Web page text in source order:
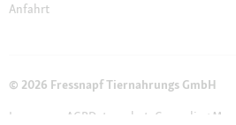
Anfahrt
© 2026 Fressnapf Tiernahrungs GmbH
Impressum
AGBDatenschutz Grounding Map